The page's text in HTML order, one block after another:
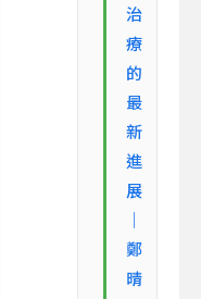
治
療
的
最
新
進
展
｜
鄭
晴